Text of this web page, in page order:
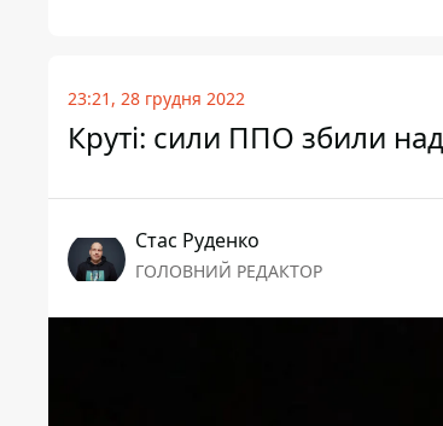
23:21, 28 грудня 2022
Круті: сили ППО збили
Стас Руденко
ГОЛОВНИЙ РЕДАКТОР